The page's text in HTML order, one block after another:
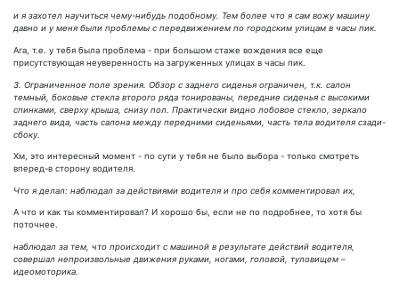
и я захотел научиться чему-нибудь подобному. Тем более что я сам вожу машину
давно и у меня были проблемы с передвижением по городским улицам в часы пик.
Ага, т.е. у тебя была проблема - при большом стаже вождения все еще
присутствующая неуверенность на загруженных улицах в часы пик.
3. Ограниченное поле зрения. Обзор с заднего сиденья ограничен, т.к. салон
темный, боковые стекла второго ряда тонированы, передние сиденья с высокими
спинками, сверху крыша, снизу пол. Практически видно лобовое стекло, зеркало
заднего вида, часть салона между передними сиденьями, часть тела водителя сзади-
сбоку.
Хм, это интересный момент - по сути у тебя не было выбора - только смотреть
вперед-в сторону водителя.
Что я делал: наблюдал за действиями водителя и про себя комментировал их,
А что и как ты комментировал? И хорошо бы, если не по подробнее, то хотя бы
поточнее.
наблюдал за тем, что происходит с машиной в результате действий водителя,
совершал непроизвольные движения руками, ногами, головой, туловищем –
идеомоторика.